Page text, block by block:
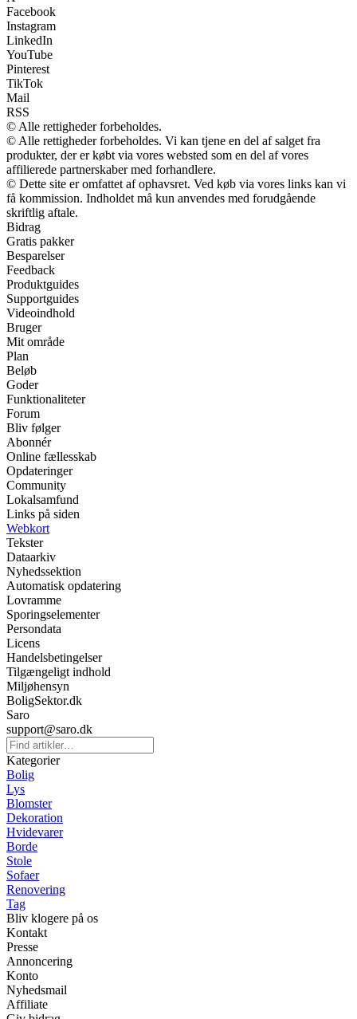
Facebook
Instagram
LinkedIn
YouTube
Pinterest
TikTok
Mail
RSS
© Alle rettigheder forbeholdes.
© Alle rettigheder forbeholdes. Vi kan tjene en del af salget fra
produkter, der er købt via vores websted som en del af vores
affilierede partnerskaber med forhandlere.
© Dette site er omfattet af ophavsret. Ved køb via vores links kan vi
få kommission. Indholdet må kun anvendes med forudgående
skriftlig aftale.
Bidrag
Gratis pakker
Besparelser
Feedback
Produktguides
Supportguides
Videoindhold
Bruger
Mit område
Plan
Beløb
Goder
Funktionaliteter
Forum
Bliv følger
Abonnér
Online fællesskab
Opdateringer
Community
Lokalsamfund
Links på siden
Webkort
Tekster
Dataarkiv
Nyhedssektion
Automatisk opdatering
Lovramme
Sporingselementer
Persondata
Licens
Handelsbetingelser
Tilgængeligt indhold
Miljøhensyn
BoligSektor.dk
Saro
support@saro.dk
Kategorier
Bolig
Lys
Blomster
Dekoration
Hvidevarer
Borde
Stole
Sofaer
Renovering
Tag
Bliv klogere på os
Kontakt
Presse
Annoncering
Konto
Nyhedsmail
Affiliate